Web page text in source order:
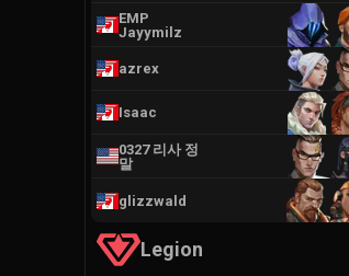
EMP
Jayymilz
azrex
Isaac
0327 리사 정
말
glizzwald
Legion